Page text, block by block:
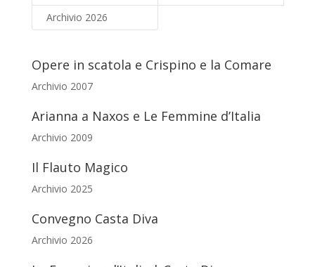
Archivio 2026
Opere in scatola e Crispino e la Comare
Archivio 2007
Arianna a Naxos e Le Femmine d’Italia
Archivio 2009
Il Flauto Magico
Archivio 2025
Convegno Casta Diva
Archivio 2026